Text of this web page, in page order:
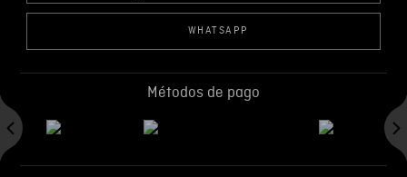
WHATSAPP
Métodos de pago